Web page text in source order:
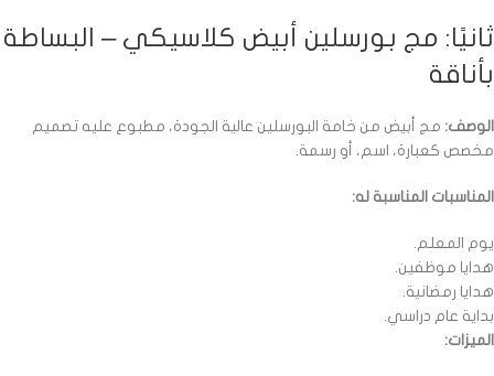
ثانيًا: مج بورسلين أبيض كلاسيكي – البساطة
بأناقة
الوصف: مج أبيض من خامة البورسلين عالية الجودة، مطبوع عليه تصميم
مخصص كعبارة، اسم، أو رسمة.
المناسبات المناسبة له:
يوم المعلم.
هدايا موظفين.
هدايا رمضانية.
بداية عام دراسي.
الميزات: